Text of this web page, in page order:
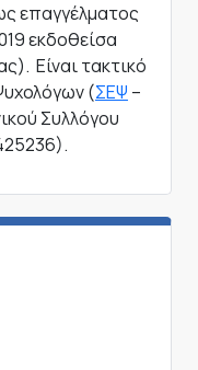
επαγγέλματος
εκδοθείσα
Είναι τακτικό
(ΣΕΨ –
Συλλόγου